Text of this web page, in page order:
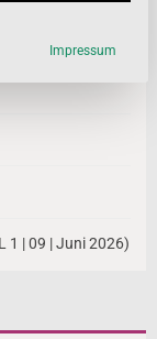
1 | 09 | Juni 2026)
Impressum